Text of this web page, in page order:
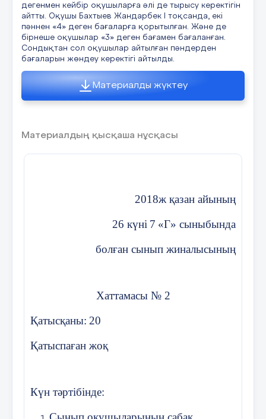
дегенмен кейбір оқушыларға әлі де тырысу керектігін
айтты. Оқушы Бахтыев Жандарбек І тоқсанда, екі
пәннен «4» деген бағаларға қорытылған. Және де
бірнеше оқушылар «3» деген бағамен бағаланған.
Сондықтан сол оқушылар айтылған пәндерден
бағаларын жөндеу керектігі айтылды.
Материалды жүктеу
Материалдың қысқаша нұсқасы
2018ж қазан айының
26 күні 7 «Г» сыныбында
болған сынып жиналысының
Хаттамасы № 2
Қатысқаны: 20
Қатыспаған жоқ
Күн тәртібінде: